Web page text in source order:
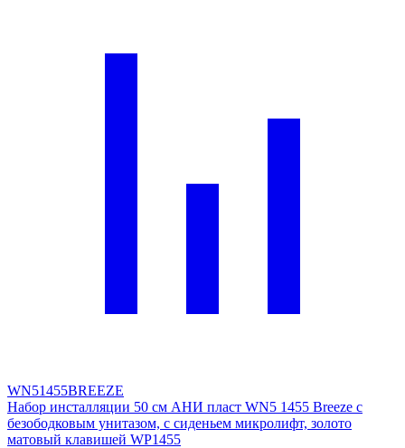
WN51455BREEZE
Набор инсталляции 50 см АНИ пласт WN5 1455 Breeze с
безободковым унитазом, с сиденьем микролифт, золото
матовый клавишей WP1455